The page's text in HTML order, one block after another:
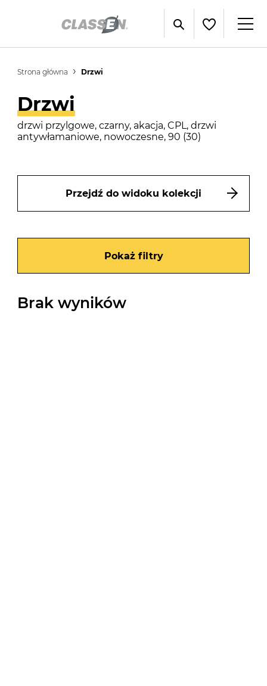
Strona główna Drzwi
Drzwi
drzwi przylgowe, czarny, akacja, CPL, drzwi
antywłamaniowe, nowoczesne, 90 (30)
Przejdź do widoku kolekcji
Pokaż filtry
Brak wyników